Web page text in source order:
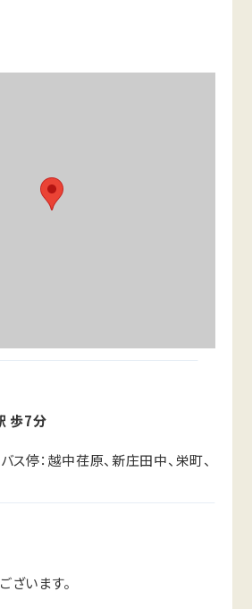
歩7分
ス停：越中荏原、新庄田中、栄町、
います。